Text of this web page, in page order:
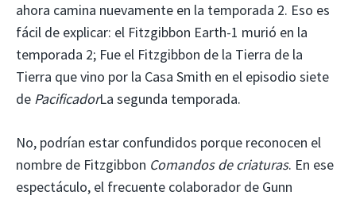
ahora camina nuevamente en la temporada 2. Eso es
fácil de explicar: el Fitzgibbon Earth-1 murió en la
temporada 2; Fue el Fitzgibbon de la Tierra de la
Tierra que vino por la Casa Smith en el episodio siete
de PacificadorLa segunda temporada.
No, podrían estar confundidos porque reconocen el
nombre de Fitzgibbon Comandos de criaturas. En ese
espectáculo, el frecuente colaborador de Gunn